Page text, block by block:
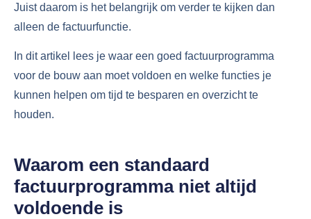
Juist daarom is het belangrijk om verder te kijken dan
alleen de factuurfunctie.
In dit artikel lees je waar een goed factuurprogramma
voor de bouw aan moet voldoen en welke functies je
kunnen helpen om tijd te besparen en overzicht te
houden.
Waarom een standaard
factuurprogramma niet altijd
voldoende is